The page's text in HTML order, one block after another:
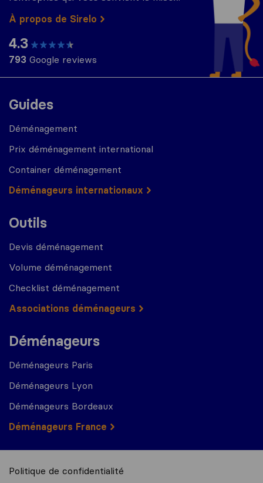
Guides
Déménagement
Prix déménagement international
Container déménagement
Déménageurs internationaux
Outils
Devis déménagement
Volume déménagement
Checklist déménagement
Associations déménageurs
Déménageurs
Déménageurs Paris
Déménageurs Lyon
Déménageurs Bordeaux
Déménageurs France
À propos de Sirelo
4.3
793 Google reviews
Politique de confidentialité